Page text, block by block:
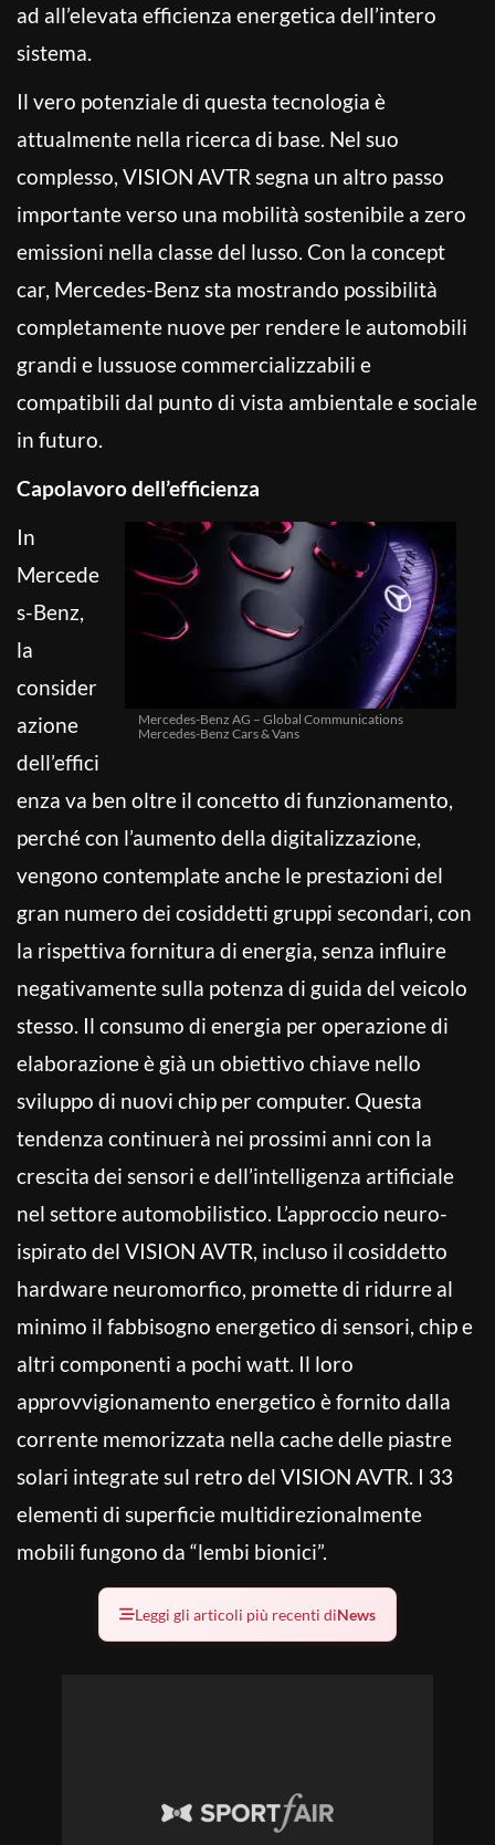
ad all’elevata efficienza energetica dell’intero
sistema.
Il vero potenziale di questa tecnologia è
attualmente nella ricerca di base. Nel suo
complesso, VISION AVTR segna un altro passo
importante verso una mobilità sostenibile a zero
emissioni nella classe del lusso. Con la concept
car, Mercedes-Benz sta mostrando possibilità
completamente nuove per rendere le automobili
grandi e lussuose commercializzabili e
compatibili dal punto di vista ambientale e sociale
in futuro.
Capolavoro dell’efficienza
Mercedes-Benz AG – Global Communications
Mercedes-Benz Cars & Vans
In
Mercede
s-Benz,
la
consider
azione
dell’effici
enza va ben oltre il concetto di funzionamento,
perché con l’aumento della digitalizzazione,
vengono contemplate anche le prestazioni del
gran numero dei cosiddetti gruppi secondari, con
la rispettiva fornitura di energia, senza influire
negativamente sulla potenza di guida del veicolo
stesso. Il consumo di energia per operazione di
elaborazione è già un obiettivo chiave nello
sviluppo di nuovi chip per computer. Questa
tendenza continuerà nei prossimi anni con la
crescita dei sensori e dell’intelligenza artificiale
nel settore automobilistico. L’approccio neuro-
ispirato del VISION AVTR, incluso il cosiddetto
hardware neuromorfico, promette di ridurre al
minimo il fabbisogno energetico di sensori, chip e
altri componenti a pochi watt. Il loro
approvvigionamento energetico è fornito dalla
corrente memorizzata nella cache delle piastre
solari integrate sul retro del VISION AVTR. I 33
elementi di superficie multidirezionalmente
mobili fungono da “lembi bionici”.
Leggi gli articoli più recenti diNews